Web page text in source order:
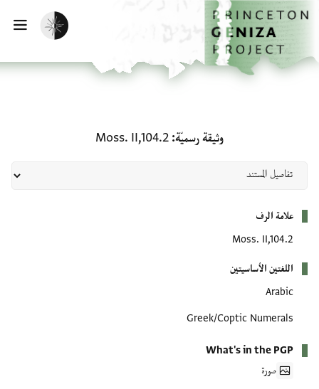
إلى المحتوى الرئيسي
الرئيسية
تفعيل الوضع المظلم
وثيقة رسميّة Moss. II,104.2
علامة الرف
Moss. II,104.2
اللغتين الأساسيتين
Arabic
Greek/Coptic Numerals
What's in the PGP
صورة